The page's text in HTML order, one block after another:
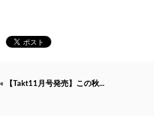
« 【Takt11月号発売】この秋...